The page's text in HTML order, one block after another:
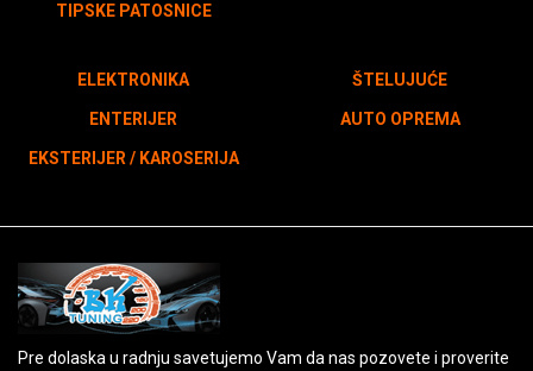
TIPSKE PATOSNICE
ELEKTRONIKA
ENTERIJER
EKSTERIJER / KAROSERIJA
ŠTELUJUĆE
AUTO OPREMA
Pre dolaska u radnju savetujemo Vam da nas pozovete i proverite